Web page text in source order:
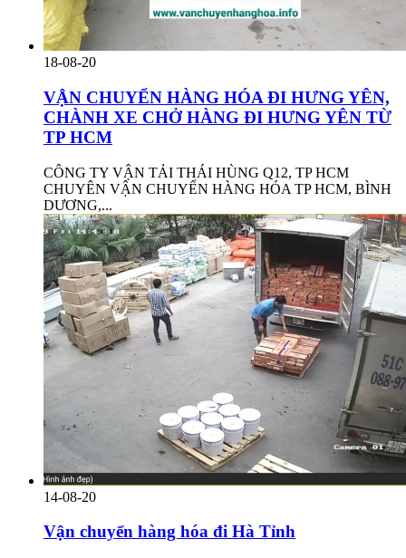
18-08-20
VẬN CHUYỂN HÀNG HÓA ĐI HƯNG YÊN,
CHÀNH XE CHỞ HÀNG ĐI HƯNG YÊN TỪ
TP HCM
CÔNG TY VẬN TẢI THÁI HÙNG Q12, TP HCM
CHUYÊN VẬN CHUYỂN HÀNG HÓA TP HCM, BÌNH
DƯƠNG,...
14-08-20
Vận chuyển hàng hóa đi Hà Tỉnh